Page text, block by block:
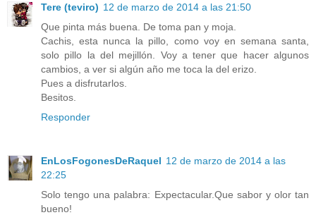
Tere (teviro) 12 de marzo de 2014 a las 21:50
Que pinta más buena. De toma pan y moja.
Cachis, esta nunca la pillo, como voy en semana santa,
solo pillo la del mejillón. Voy a tener que hacer algunos
cambios, a ver si algún año me toca la del erizo.
Pues a disfrutarlos.
Besitos.
Responder
EnLosFogonesDeRaquel 12 de marzo de 2014 a las
22:25
Solo tengo una palabra: Expectacular.Que sabor y olor tan
bueno!